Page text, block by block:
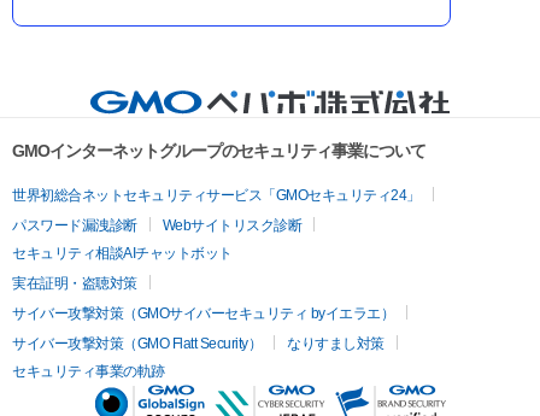
GMOインターネットグループのセキュリティ事業について
世界初総合ネットセキュリティサービス「GMOセキュリティ24」
パスワード漏洩診断
Webサイトリスク診断
セキュリティ相談AIチャットボット
実在証明・盗聴対策
サイバー攻撃対策（GMOサイバーセキュリティ byイエラエ）
サイバー攻撃対策（GMO Flatt Security）
なりすまし対策
セキュリティ事業の軌跡